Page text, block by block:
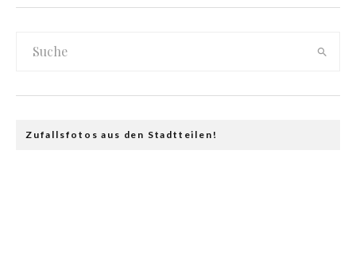
Zufallsfotos aus den Stadtteilen!